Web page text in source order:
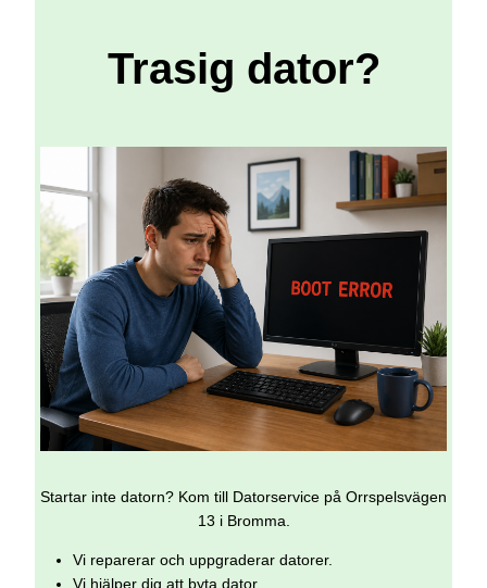
Trasig dator?
Startar inte datorn? Kom till Datorservice på Orrspelsvägen
13 i Bromma.
Vi reparerar och uppgraderar datorer.
Vi hjälper dig att byta dator.